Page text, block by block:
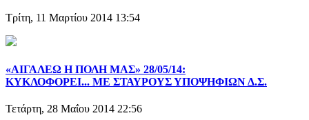
Τρίτη, 11 Μαρτίου 2014 13:54
«ΑΙΓΑΛΕΩ Η ΠΟΛΗ ΜΑΣ» 28/05/14:
ΚΥΚΛΟΦΟΡΕΙ... ΜΕ ΣΤΑΥΡΟΥΣ ΥΠΟΨΗΦΙΩΝ Δ.Σ.
Τετάρτη, 28 Μαΐου 2014 22:56